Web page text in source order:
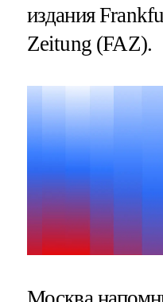
издания
Zeitung (FAZ).